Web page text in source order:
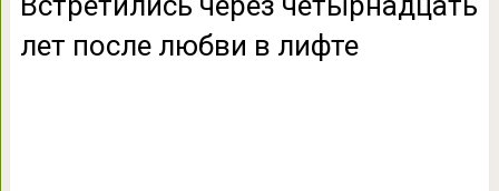
лет после любви в лифте